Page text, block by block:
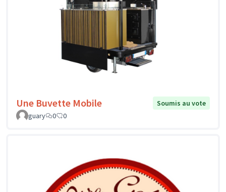
Une Buvette Mobile
Soumis au vote
guary
0 0